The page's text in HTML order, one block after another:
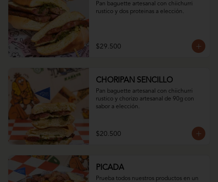
Pan baguette artesanal con chiichurri
rustico y dos proteinas a elección.
$29.500
CHORIPAN SENCILLO
Pan baguette artesanal con chiichurri
rustico y chorizo artesanal de 90g con
sabor a elección.
$20.500
PICADA
Prueba todos nuestros productos en un